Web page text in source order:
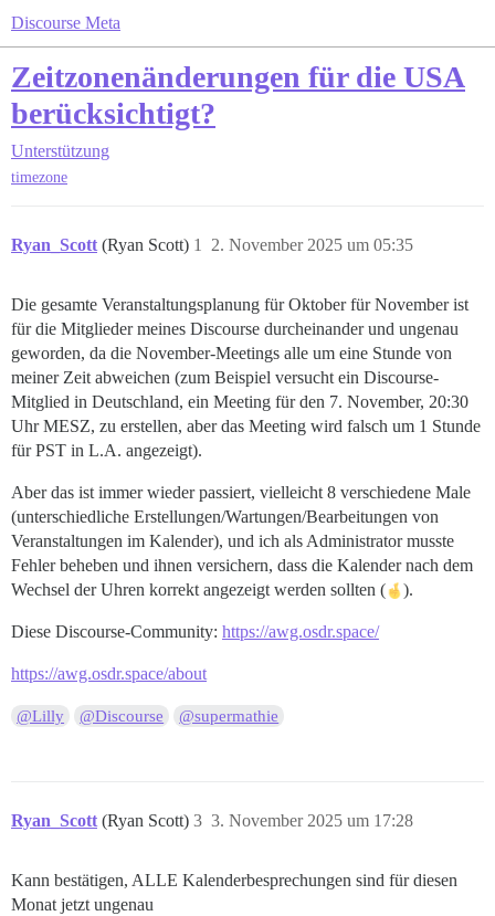
Discourse Meta
Zeitzonenänderungen für die USA
berücksichtigt?
Unterstützung
timezone
Ryan_Scott (Ryan Scott) 2. November 2025 um 05:35
1
Die gesamte Veranstaltungsplanung für Oktober für November ist
für die Mitglieder meines Discourse durcheinander und ungenau
geworden, da die November-Meetings alle um eine Stunde von
meiner Zeit abweichen (zum Beispiel versucht ein Discourse-
Mitglied in Deutschland, ein Meeting für den 7. November, 20:30
Uhr MESZ, zu erstellen, aber das Meeting wird falsch um 1 Stunde
für PST in L.A. angezeigt).
Aber das ist immer wieder passiert, vielleicht 8 verschiedene Male
(unterschiedliche Erstellungen/Wartungen/Bearbeitungen von
Veranstaltungen im Kalender), und ich als Administrator musste
Fehler beheben und ihnen versichern, dass die Kalender nach dem
Wechsel der Uhren korrekt angezeigt werden sollten (
).
Diese Discourse-Community: https://awg.osdr.space/
https://awg.osdr.space/about
@Lilly @Discourse @supermathie
Ryan_Scott (Ryan Scott) 3. November 2025 um 17:28
3
Kann bestätigen, ALLE Kalenderbesprechungen sind für diesen
Monat jetzt ungenau